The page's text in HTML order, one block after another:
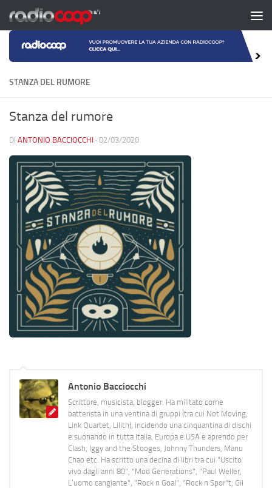
Salta al contenuto
STANZA DEL RUMORE
Stanza del rumore
DI ANTONIO BACCIOCCHI · 02/03/2020
Antonio Bacciocchi
Scrittore, musicista, blogger. Ha militato come
batterista in una ventina di gruppi (tra cui Not Moving,
Link Quartet, Lilith), incidendo una cinquantina di dischi
e suonando in tutta Italia, Europa e USA e aprendo per
Clash, Iggy and the Stooges, Johnny Thunders, Manu
Chao etc. Ha scritto una decina di libri tra cui "Uscito
vivo dagli anni 80", "Mod Generations", "Paul Weller,
L’uomo cangiante", "Rock n Goal", "Rock n Spor"t, Gil